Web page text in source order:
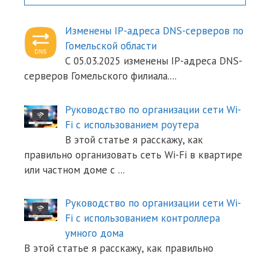
Изменены IP-адреса DNS-серверов по
Гомельской области
С 05.03.2025 изменены IP-адреса DNS-
серверов Гомельского филиала....
Руководство по организации сети Wi-
Fi с использованием роутера
В этой статье я расскажу, как
правильно организовать сеть Wi-Fi в квартире
или частном доме с ...
Руководство по организации сети Wi-
Fi с использованием контроллера
умного дома
В этой статье я расскажу, как правильно